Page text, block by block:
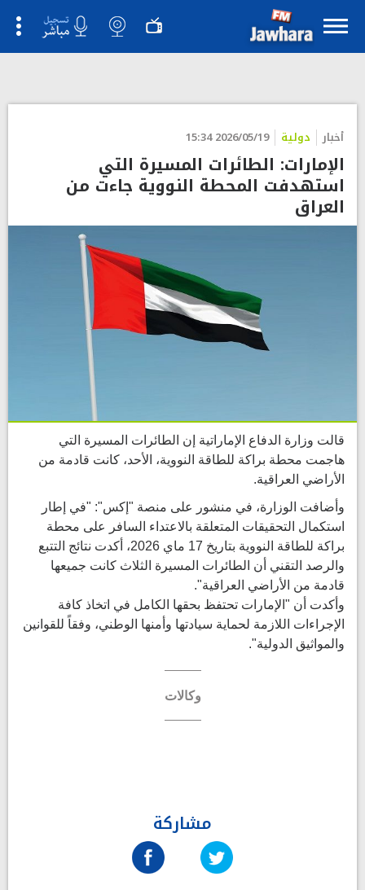
أخبار دولية 2026/05/19 15:34
الإمارات: الطائرات المسيرة التي
استهدفت المحطة النووية جاءت من
العراق
قالت وزارة الدفاع الإماراتية إن الطائرات المسيرة التي
هاجمت محطة براكة للطاقة النووية، الأحد، كانت قادمة من
الأراضي العراقية.
وأضافت الوزارة، في منشور على منصة "إكس": "في إطار
استكمال التحقيقات المتعلقة بالاعتداء السافر على محطة
براكة للطاقة النووية بتاريخ 17 ماي 2026، أكدت نتائج التتبع
والرصد التقني أن الطائرات المسيرة الثلاث كانت جميعها
قادمة من الأراضي العراقية".
وأكدت أن "الإمارات تحتفظ بحقها الكامل في اتخاذ كافة
الإجراءات اللازمة لحماية سيادتها وأمنها الوطني، وفقاً للقوانين
والمواثيق الدولية".
وكالات
مشاركة